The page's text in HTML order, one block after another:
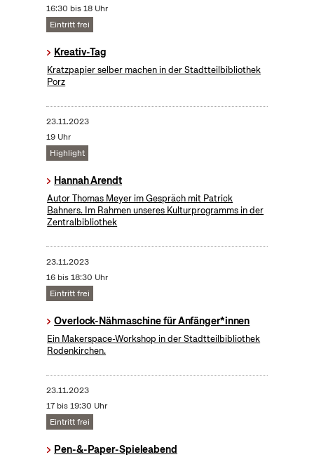
16:30 bis 18 Uhr
Eintritt frei
Kreativ-Tag
Kratzpapier selber machen in der Stadtteilbibliothek
Porz
23.11.2023
19 Uhr
Highlight
Hannah Arendt
Autor Thomas Meyer im Gespräch mit Patrick
Bahners. Im Rahmen unseres Kulturprogramms in der
Zentralbibliothek
23.11.2023
16 bis 18:30 Uhr
Eintritt frei
Overlock-Nähmaschine für Anfänger*innen
Ein Makerspace-Workshop in der Stadtteilbibliothek
Rodenkirchen.
23.11.2023
17 bis 19:30 Uhr
Eintritt frei
Pen-&-Paper-Spieleabend